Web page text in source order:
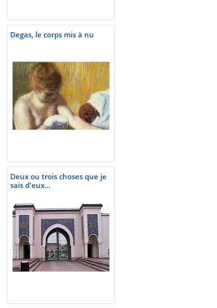
Degas, le corps mis à nu
Deux ou trois choses que je
sais d'eux...